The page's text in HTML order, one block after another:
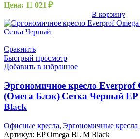
Цена: 11 021 ₽
В корзину
Сравнить
Быстрый просмотр
Добавить в избранное
Эргономичное кресло Everprof
(Омега Блэк) Сетка Черный EP
Black
Офисные кресла, Эргономичные кресла
Артикул: EP Omega BL M Black